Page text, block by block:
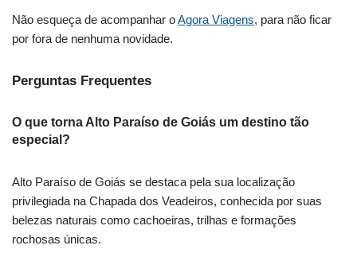
Não esqueça de acompanhar oAgora Viagens, para não ficar
por fora de nenhuma novidade.
Perguntas Frequentes
O que torna Alto Paraíso de Goiás um destino tão
especial?
Alto Paraíso de Goiás se destaca pela sua localização
privilegiada na Chapada dos Veadeiros, conhecida por suas
belezas naturais como cachoeiras, trilhas e formações
rochosas únicas.